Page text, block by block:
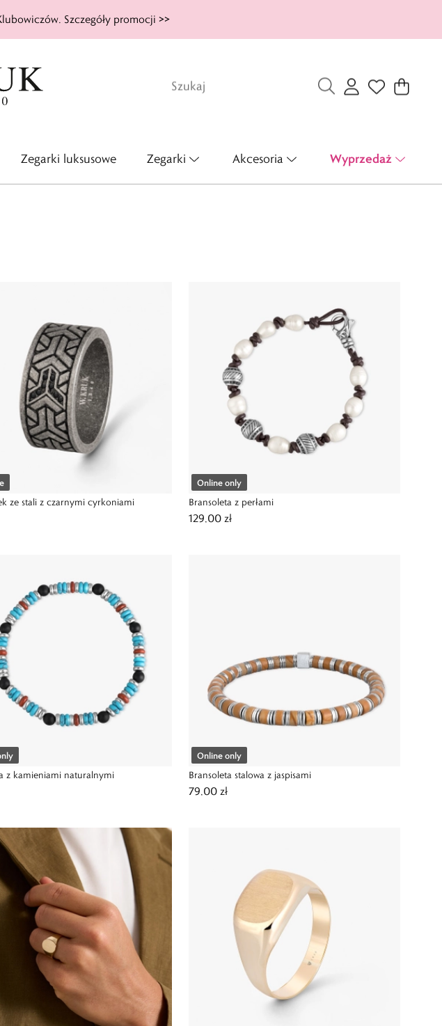
Szczegóły promocji >>
Zegarki luksusowe Zegarki Akcesoria Wyprzedaż
ze stali z czarnymi cyrkoniami
Online only
Bransoleta z perłami
129,00 zł
z kamieniami naturalnymi
Online only
Bransoleta stalowa z jaspisami
79,00 zł